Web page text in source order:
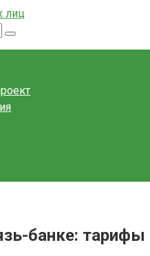
банке: